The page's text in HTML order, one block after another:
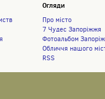
Огляди
Про місто
7 Чудес Запоріжжя
Фотоальбом
Обличчя нашого
RSS